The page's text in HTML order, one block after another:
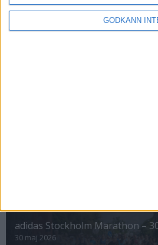
GODKÄNN
8 okt 1995• Arkiv• Reseberättelser från
adidas Stockholm Marathon –
30 maj 2026